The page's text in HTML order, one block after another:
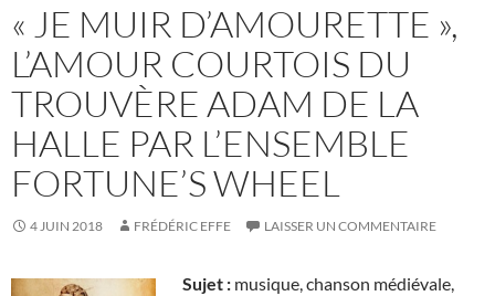
« JE MUIR D’AMOURETTE »,
L’AMOUR COURTOIS DU
TROUVÈRE ADAM DE LA
HALLE PAR L’ENSEMBLE
FORTUNE’S WHEEL
4 JUIN 2018 FRÉDÉRIC EFFE LAISSER UN COMMENTAIRE
Sujet : musique, chanson médiévale,